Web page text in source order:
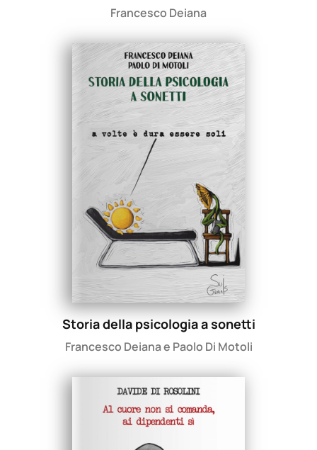
Francesco Deiana
Storia della psicologia a sonetti
Francesco Deiana e Paolo Di Motoli